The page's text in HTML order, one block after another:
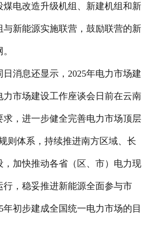
煤电改造升级机组、新建机组和新
与新能源实施联营，鼓励联营的新
息还显示，2025年电力市场建
力市场建设工作座谈会日前在云南
求，进一步健全完善电力市场顶层
则体系，持续推进南方区域、长
，加快推动各省（区、市）电力现
行，稳妥推进新能源全面参与市
年初步建成全国统一电力市场的目